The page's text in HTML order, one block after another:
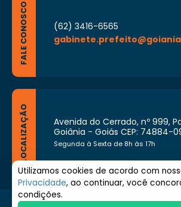
FALE CONOSCO
(62) 3416-6565
LOCALIZAÇÃO
Avenida do Cerrado, nº 999,
Goiânia - Goiás CEP: 74884-
Segunda à Sexta de 8h às 17h
Utilizamos cookies de acordo com
Privacidade, ao continuar, você
condições.